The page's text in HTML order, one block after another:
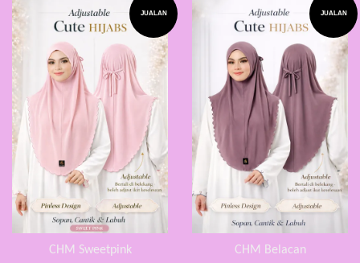
JUALAN
CHM Sweetpink
JUALAN
CHM Belacan